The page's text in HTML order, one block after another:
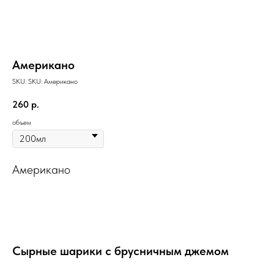
Американо
SKU: SKU: Американо
260 р.
объем
Американо
Сырные шарики с брусничным джемом